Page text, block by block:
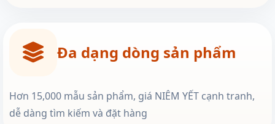
Đa dạng dòng sản phẩm
Hơn 15,000 mẫu sản phẩm, giá NIÊM YẾT cạnh tranh,
dễ dàng tìm kiếm và đặt hàng